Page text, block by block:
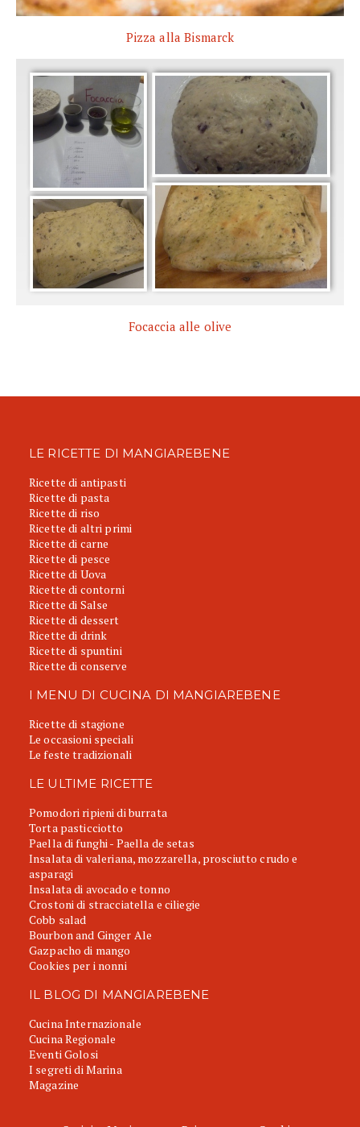
Pizza alla Bismarck
Focaccia alle olive
LE RICETTE DI MANGIAREBENE
Ricette di antipasti
Ricette di pasta
Ricette di riso
Ricette di altri primi
Ricette di carne
Ricette di pesce
Ricette di Uova
Ricette di contorni
Ricette di Salse
Ricette di dessert
Ricette di drink
Ricette di spuntini
Ricette di conserve
I MENU DI CUCINA DI MANGIAREBENE
Ricette di stagione
Le occasioni speciali
Le feste tradizionali
LE ULTIME RICETTE
Pomodori ripieni di burrata
Torta pasticciotto
Paella di funghi - Paella de setas
Insalata di valeriana, mozzarella, prosciutto crudo e
asparagi
Insalata di avocado e tonno
Crostoni di stracciatella e ciliegie
Cobb salad
Bourbon and Ginger Ale
Gazpacho di mango
Cookies per i nonni
IL BLOG DI MANGIAREBENE
Cucina Internazionale
Cucina Regionale
Eventi Golosi
I segreti di Marina
Magazine